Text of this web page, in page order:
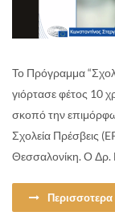
Το Πρόγραμμα
γιόρτασε φέτος 10
σκοπό την
Σχολεία Πρέσβεις
Θεσσαλονίκη. Ο Δρ.
Περισσοτερα